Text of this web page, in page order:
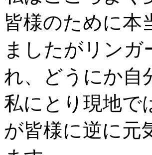
皆様のために本
ましたがリン
れ、どうにか自
私にとり現地で
が皆様に逆に元